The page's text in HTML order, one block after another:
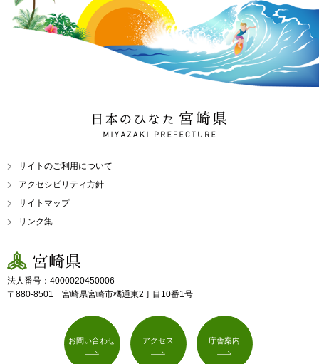
日本のひなた 宮崎県
MIYAZAKI PREFECTURE
サイトのご利用について
アクセシビリティ方針
サイトマップ
リンク集
宮崎県
法人番号：4000020450006
〒880-8501 宮崎県宮崎市橘通東2丁目10番1号
お問い合わせ アクセス 庁舎案内